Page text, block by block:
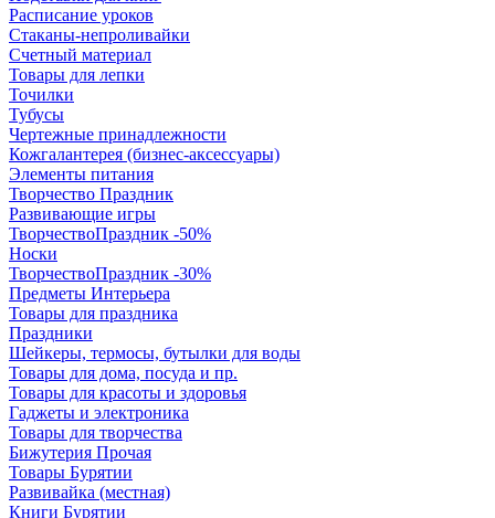
Расписание уроков
Стаканы-непроливайки
Счетный материал
Товары для лепки
Точилки
Тубусы
Чертежные принадлежности
Кожгалантерея (бизнес-аксессуары)
Элементы питания
Творчество Праздник
Развивающие игры
ТворчествоПраздник -50%
Носки
ТворчествоПраздник -30%
Предметы Интерьера
Товары для праздника
Праздники
Шейкеры, термосы, бутылки для воды
Товары для дома, посуда и пр.
Товары для красоты и здоровья
Гаджеты и электроника
Товары для творчества
Бижутерия Прочая
Товары Бурятии
Развивайка (местная)
Книги Бурятии